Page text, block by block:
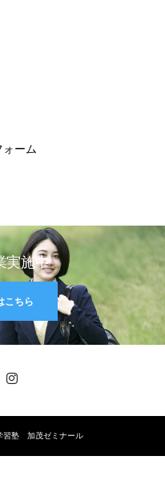
ォーム
実施中
こちら
Facebook
習塾 加茂ゼミナール